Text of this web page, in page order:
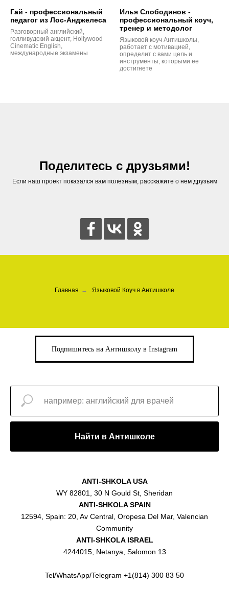
Гай - профессиональный
педагог из Лос-Анджелеса
Разговорный английский,
голливудский акцент, Hollywood
Cinematic English,
международные экзамены
Илья Слободинов -
профессиональный коуч,
тренер и методолог
Языковой коуч Антишколы,
работает с мотивацией,
определит с вами цель и
инструменты, которыми ее
достигнете
Поделитесь с друзьями!
Если наш проект показался вам полезным, расскажите о нем друзьям
Главная → Языковой Коуч в Антишколе
Подпишитесь на Антишколу в Instagram
Найти в Антишколе
ANTI-SHKOLA USA
WY 82801, 30 N Gould St, Sheridan
ANTI-SHKOLA SPAIN
12594, Spain: 20, Av Central, Oropesa Del Mar, Valencian
Community
ANTI-SHKOLA ISRAEL
4244015, Netanya, Salomon 13
Tel/WhatsApp/Telegram +1(814) 300 83 50